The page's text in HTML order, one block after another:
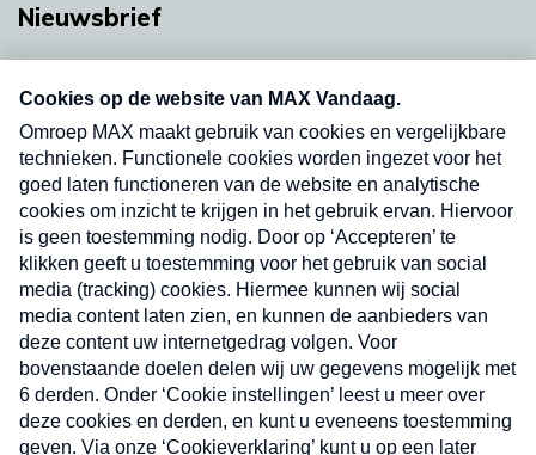
Nieuwsbrief
nieuwsbrief. Elke vrijdag- en dinsdagochtend in
uw mailbox.
Verzend
Nieuwsbrief